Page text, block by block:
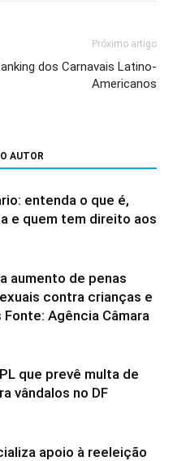
Próximo artigo
dos Carnavais Latino-
Americanos
AUTOR
entenda o que é,
e quem tem direito aos
aumento de penas
contra crianças e
Agência Câmara
que prevê multa de
vândalos no DF
apoio à reeleição